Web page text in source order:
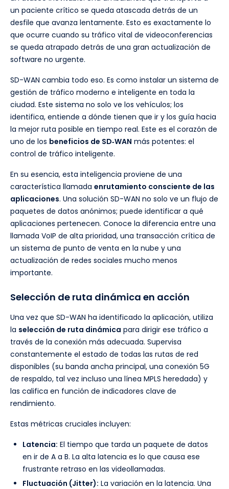
un paciente crítico se queda atascada detrás de un
desfile que avanza lentamente. Esto es exactamente lo
que ocurre cuando su tráfico vital de videoconferencias
se queda atrapado detrás de una gran actualización de
software no urgente.
SD-WAN cambia todo eso. Es como instalar un sistema de
gestión de tráfico moderno e inteligente en toda la
ciudad. Este sistema no solo ve los vehículos; los
identifica, entiende a dónde tienen que ir y los guía hacia
la mejor ruta posible en tiempo real. Este es el corazón de
uno de los beneficios de SD‑WAN más potentes: el
control de tráfico inteligente.
En su esencia, esta inteligencia proviene de una
característica llamada enrutamiento consciente de las
aplicaciones. Una solución SD-WAN no solo ve un flujo de
paquetes de datos anónimos; puede identificar a qué
aplicaciones pertenecen. Conoce la diferencia entre una
llamada VoIP de alta prioridad, una transacción crítica de
un sistema de punto de venta en la nube y una
actualización de redes sociales mucho menos
importante.
Selección de ruta dinámica en acción
Una vez que SD-WAN ha identificado la aplicación, utiliza
la selección de ruta dinámica para dirigir ese tráfico a
través de la conexión más adecuada. Supervisa
constantemente el estado de todas las rutas de red
disponibles (su banda ancha principal, una conexión 5G
de respaldo, tal vez incluso una línea MPLS heredada) y
las califica en función de indicadores clave de
rendimiento.
Estas métricas cruciales incluyen:
Latencia: El tiempo que tarda un paquete de datos
en ir de A a B. La alta latencia es lo que causa ese
frustrante retraso en las videollamadas.
Fluctuación (Jitter): La variación en la latencia. Una